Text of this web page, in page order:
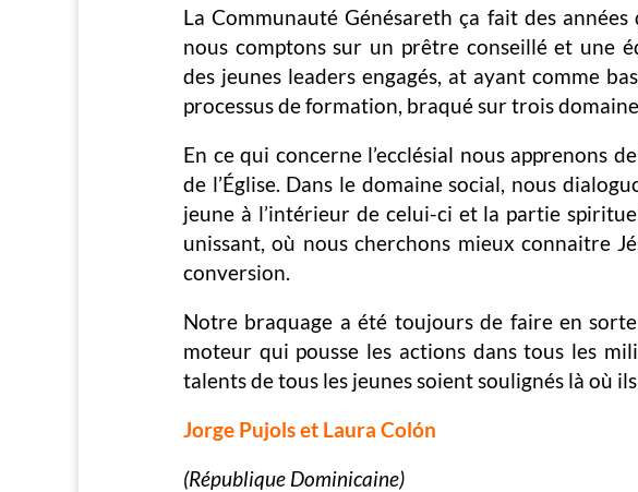
La Communauté Génésareth ça fait des
nous comptons sur un prêtre conseillé et une
des jeunes leaders engagés, at ayant comme
processus de formation, braqué sur trois
En ce qui concerne l’ecclésial nous apprenons
de l’Église. Dans le domaine social, nous
jeune à l’intérieur de celui-ci et la partie
unissant, où nous cherchons mieux connaitre
conversion.
Notre braquage a été toujours de faire en sorte
moteur qui pousse les actions dans tous les
talents de tous les jeunes soient soulignés là où
Jorge Pujols et Laura Colón
(République Dominicaine)